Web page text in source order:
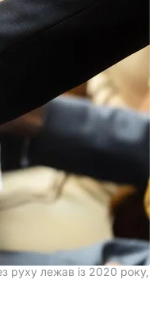
руху лежав із 2020 року,